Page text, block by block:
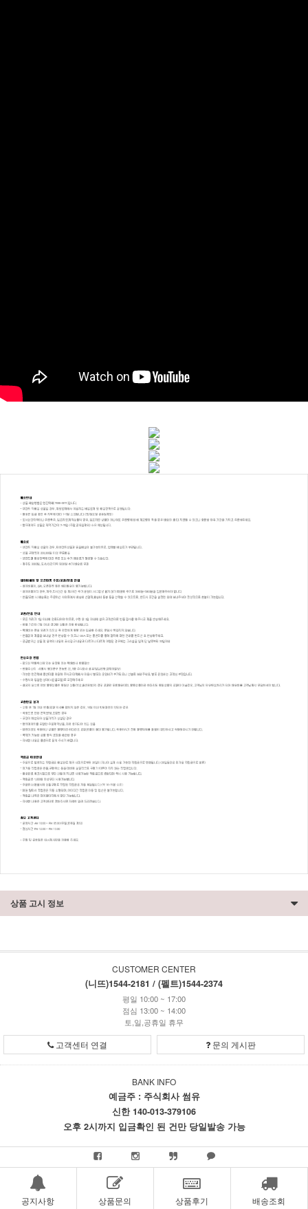
상품 고시 정보
CUSTOMER CENTER
(니뜨)1544-2181 / (펠트)1544-2374
평일 10:00 ~ 17:00
점심 13:00 ~ 14:00
토,일,공휴일 휴무
고객센터 연결 문의 게시판
BANK INFO
예금주 : 주식회사 썸유
신한 140-013-379106
오후 2시까지 입금확인 된 건만 당일발송 가능
공지사항 상품문의 상품후기 배송조회